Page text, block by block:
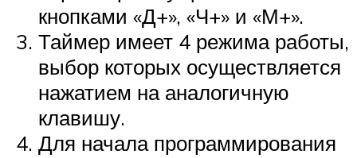
кнопками «Д+», «Ч+» и «М+».
Таймер имеет 4 режима работы,
выбор которых осуществляется
нажатием на аналогичную
клавишу.
Для начала программирования